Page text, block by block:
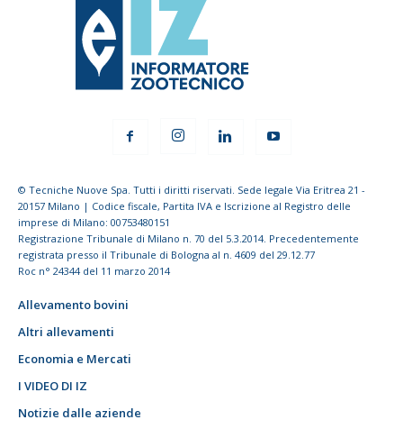
© Tecniche Nuove Spa. Tutti i diritti riservati. Sede legale Via Eritrea 21 -
20157 Milano | Codice fiscale, Partita IVA e Iscrizione al Registro delle
imprese di Milano: 00753480151
Registrazione Tribunale di Milano n. 70 del 5.3.2014. Precedentemente
registrata presso il Tribunale di Bologna al n. 4609 del 29.12.77
Roc n° 24344 del 11 marzo 2014
Allevamento bovini
Altri allevamenti
Economia e Mercati
I VIDEO DI IZ
Notizie dalle aziende